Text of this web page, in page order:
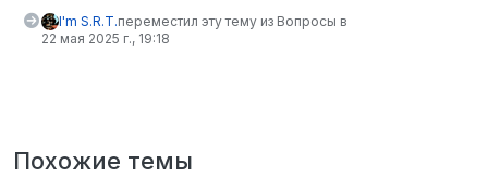
I'm S.R.T.переместил эту тему из Вопросы в
22 мая 2025 г., 19:18
Похожие темы